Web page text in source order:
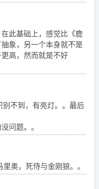
此基础上，感觉比《鹿
象，另一个本身就不是
高，然而就是不好
不到，有亮灯。。最后
问题。。
奥，死侍与金刚狼。。